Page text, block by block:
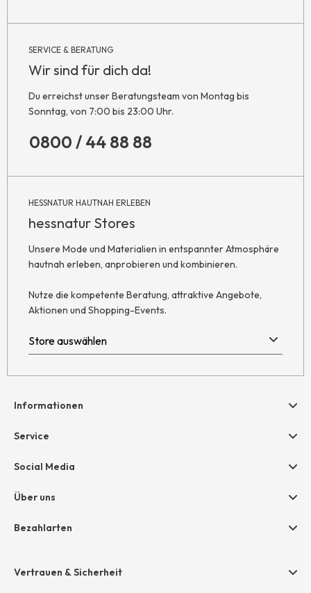
SERVICE & BERATUNG
Wir sind für dich da!
Du erreichst unser Beratungsteam von Montag bis
Sonntag, von 7:00 bis 23:00 Uhr.
0800 / 44 88 88
HESSNATUR HAUTNAH ERLEBEN
hessnatur Stores
Unsere Mode und Materialien in entspannter Atmosphäre
hautnah erleben, anprobieren und kombinieren.
Nutze die kompetente Beratung, attraktive Angebote,
Aktionen und Shopping-Events.
Informationen
Hilfe & Kontakt
Retoure
AGB
Datenschutz
Service
Geschenkgutscheine
Größentabelle
Social Media
Über uns
Unternehmen
Bezahlarten
Amazon Pay
Vertrauen & Sicherheit